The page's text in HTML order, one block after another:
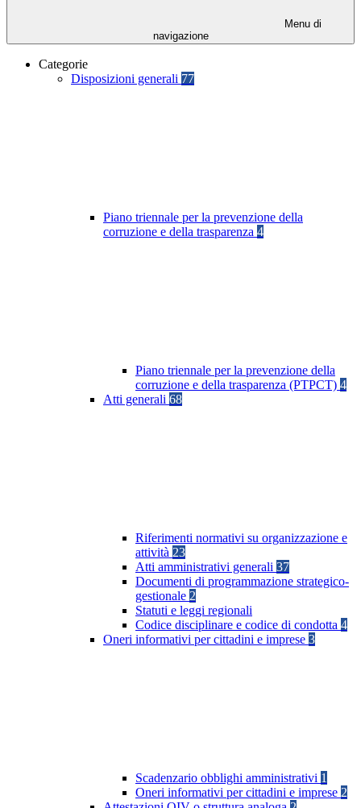
Menu di
navigazione
Categorie
Disposizioni generali 77
Piano triennale per la prevenzione della
corruzione e della trasparenza 4
Piano triennale per la prevenzione della
corruzione e della trasparenza (PTPCT) 4
Atti generali 68
Riferimenti normativi su organizzazione e
attività 23
Atti amministrativi generali 37
Documenti di programmazione strategico-
gestionale 2
Statuti e leggi regionali
Codice disciplinare e codice di condotta 4
Oneri informativi per cittadini e imprese 3
Scadenzario obblighi amministrativi 1
Oneri informativi per cittadini e imprese 2